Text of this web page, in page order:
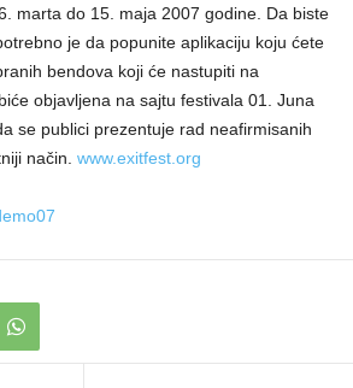
marta do 15. maja 2007 godine. Da biste
je da popunite aplikaciju koju ćete
bendova koji će nastupiti na
objavljena na sajtu festivala 01. Juna
se publici prezentuje rad neafirmisanih
način. www.exitfest.org